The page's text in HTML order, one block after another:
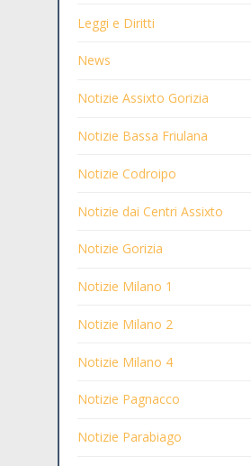
Leggi e Diritti
News
Notizie Assixto Gorizia
Notizie Bassa Friulana
Notizie Codroipo
Notizie dai Centri Assixto
Notizie Gorizia
Notizie Milano 1
Notizie Milano 2
Notizie Milano 4
Notizie Pagnacco
Notizie Parabiago